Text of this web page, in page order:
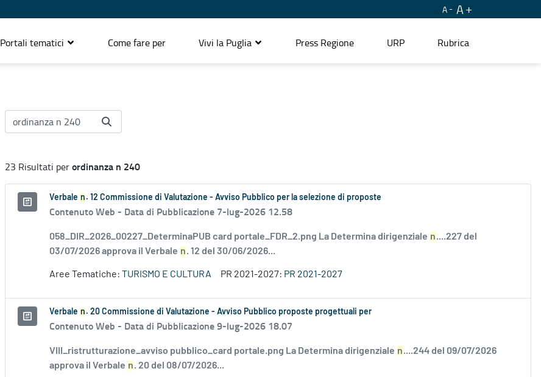
A A
Portali tematici Come fare per Vivi la Puglia Press Regione URP Rubrica
23 Risultati perordinanza n 240
Verbale n . 12 Commissione di Valutazione - Avviso Pubblico per la selezione di proposte
Contenuto Web - Data di Pubblicazione 7-lug-2026 12.58
058_DIR_2026_00227_DeterminaPUB card portale_FDR_2.png La Determina dirigenziale n....227 del
03/07/2026 approva il Verbale n. 12 del 30/06/2026...
Aree Tematiche: TURISMO E CULTURA PR 2021-2027: PR 2021-2027
Verbale n . 20 Commissione di Valutazione - Avviso Pubblico proposte progettuali per
Contenuto Web - Data di Pubblicazione 9-lug-2026 18.07
VIII_ristrutturazione_avviso pubblico_card portale.png La Determina dirigenziale n....244 del 09/07/2026
approva il Verbale n. 20 del 08/07/2026...